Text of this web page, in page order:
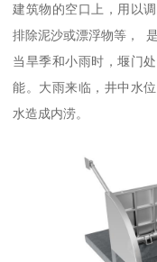
建筑物的空口上，用以
排除泥沙或漂浮物等，
当旱季和小雨时，堰门
能。大雨来临，井中水
水造成内涝。